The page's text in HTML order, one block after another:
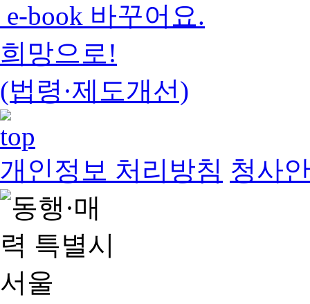
e-book 바꾸어요.
희망으로!
(법령·제도개선)
개인정보 처리방침 청사